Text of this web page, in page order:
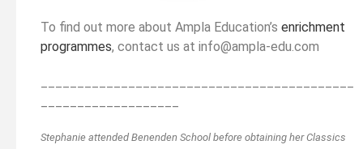
To find out more about Ampla Education’s enrichment
programmes, contact us at info@ampla-edu.com
Stephanie attended Benenden School before obtaining her Classics